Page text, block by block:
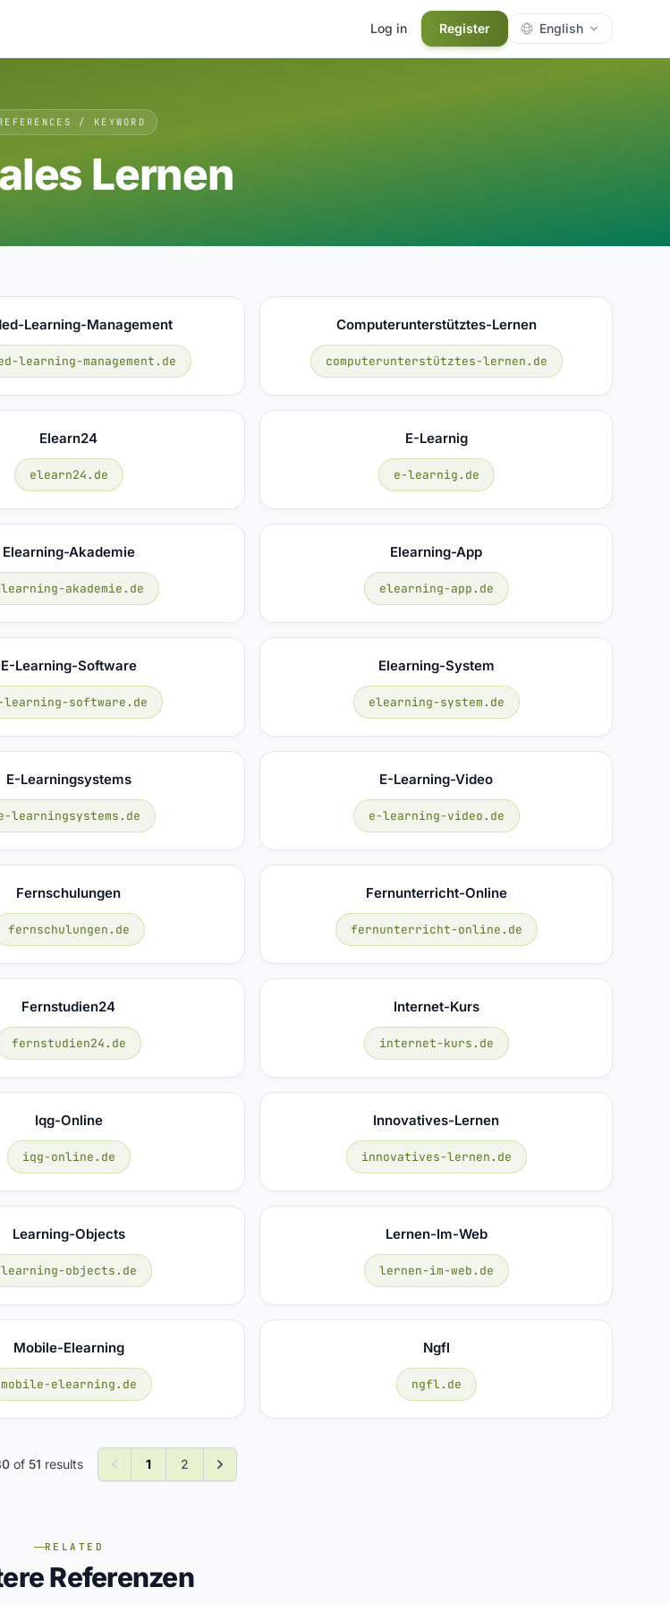
Log in Register English
/ KEYWORD
Lernen
Learning-Management
learning-management.de
Computerunterstütztes-Lernen
computerunterstütztes-lernen.de
Elearn24
elearn24.de
E-Learnig
e-learnig.de
Elearning-Akademie
akademie.de
Elearning-App
elearning-app.de
E-Learning-Software
learning-software.de
Elearning-System
elearning-system.de
E-Learningsystems
learningsystems.de
E-Learning-Video
e-learning-video.de
Fernschulungen
fernschulungen.de
Fernunterricht-Online
fernunterricht-online.de
Fernstudien24
fernstudien24.de
Internet-Kurs
internet-kurs.de
Iqg-Online
iqg-online.de
Innovatives-Lernen
innovatives-lernen.de
Learning-Objects
learning-objects.de
Lernen-Im-Web
lernen-im-web.de
Mobile-Elearning
mobile-elearning.de
Ngfl
ngfl.de
of 51 results 1 2
RELATED
Referenzen